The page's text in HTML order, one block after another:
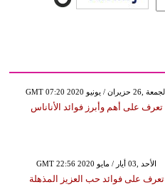
GMT 07:20 2020 الجمعة ,26 حزيران / يونيو
تعرف على أهم وأبرز فوائد الأناناس
GMT 22:56 2020 الأحد ,03 أيار / مايو
تعرف على فوائد حب العزيز المذهلة